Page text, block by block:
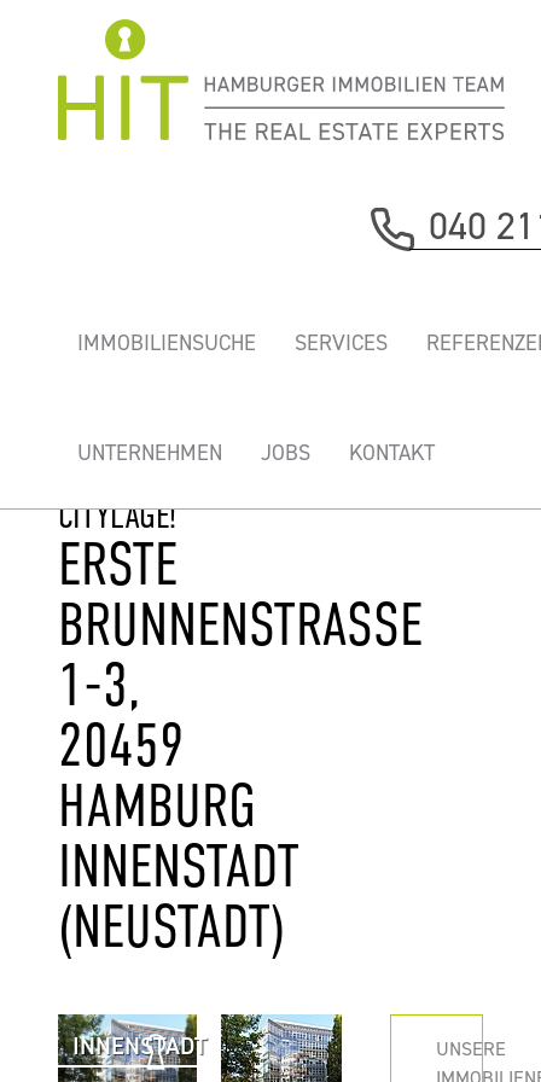
040
IMMOBILIENSUCHE SERVICES
UNTERNEHMEN JOBS KONTAKT
TOP BÜRO
GROSSNEUMARKT -
ITYLAGE!
ERSTE
BRUNNENSTRASSE 1
-3, 2
0459 H
AMBURG I
NNENSTADT (
NEUSTADT)
INNENSTADT
UNSERE